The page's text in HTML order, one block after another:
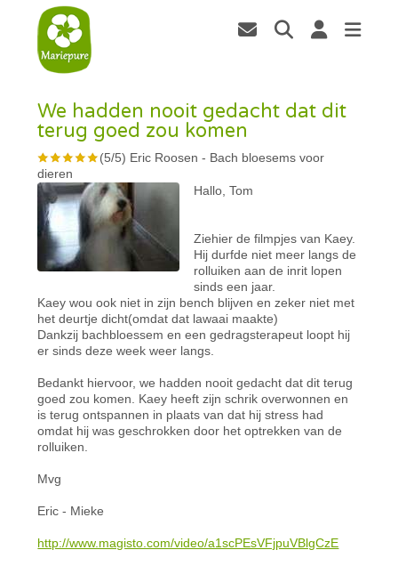
We hadden nooit gedacht dat dit
terug goed zou komen
(5/5) Eric Roosen - Bach bloesems voor
dieren
Hallo, Tom
Ziehier de filmpjes van Kaey.
Hij durfde niet meer langs de
rolluiken aan de inrit lopen
sinds een jaar.
Kaey wou ook niet in zijn bench blijven en zeker niet met
het deurtje dicht(omdat dat lawaai maakte)
Dankzij bachbloessem en een gedragsterapeut loopt hij
er sinds deze week weer langs.
Bedankt hiervoor, we hadden nooit gedacht dat dit terug
goed zou komen. Kaey heeft zijn schrik overwonnen en
is terug ontspannen in plaats van dat hij stress had
omdat hij was geschrokken door het optrekken van de
rolluiken.
Mvg
Eric - Mieke
http://www.magisto.com/video/a1scPEsVFjpuVBlgCzE